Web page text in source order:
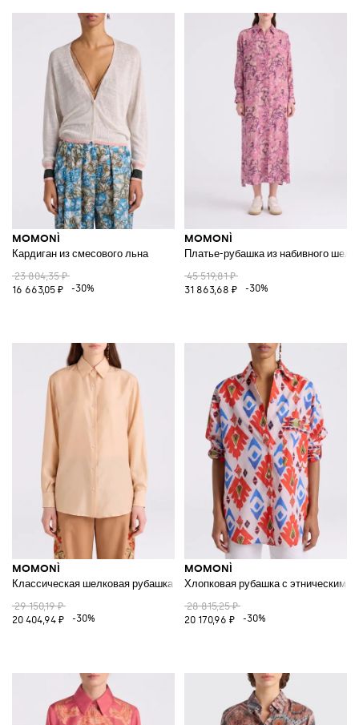
MOMONÌ
Кардиган из смесового льна
23 804,35 ₽
16 663,05 ₽
-30%
MOMONÌ
Платье-рубашка из набивного
45 519,81 ₽
31 863,68 ₽
-30%
MOMONÌ
Классическая шелковая рубашка
29 150,19 ₽
20 404,94 ₽
-30%
MOMONÌ
Хлопковая рубашка с этническим
28 815,25 ₽
20 170,96 ₽
-30%